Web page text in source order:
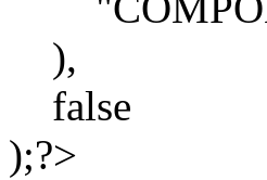
),
false
);?>